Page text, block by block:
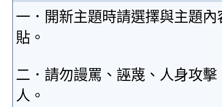
一．開新主題時請選擇與主題
貼。
二．請勿謾罵、誣蔑、人身攻
人。